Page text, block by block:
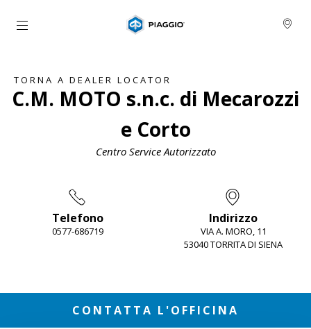
Vai al contenuto principale
TORNA A DEALER LOCATOR
C.M. MOTO s.n.c. di Mecarozzi
e Corto
Centro Service Autorizzato
Telefono
0577-686719
Indirizzo
VIA A. MORO, 11
53040 TORRITA DI SIENA
CONTATTA L'OFFICINA